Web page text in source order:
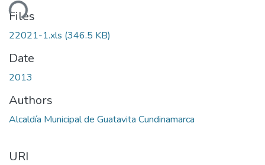
Files
22021-1.xls (346.5 KB)
Date
2013
Authors
Alcaldía Municipal de Guatavita Cundinamarca
URI